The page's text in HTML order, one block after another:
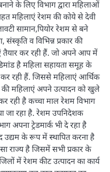
के लिए विभाग द्वारा महिलाओं
महिलाएं रेशम की कोये से देवी
सामान,पियोर रेशम से बने
व विभिन्न प्रकार की
तैयार कर रही हैं. जो अपने आप में
है महिला सहायता समूह के
रही हैं. जिससे महिलाएं आर्थिक
महिलाएं अपने उत्पादन को खुले
रही है कच्चा माल रेशम विभाग
जा रहा है. रेशम उपनिदेशक
अपना ट्रेडमार्क भी दे रहा है
उद्यम के रूप में स्थापित करना है
राज्य है जिसमें सभी प्रकार के
में रेशम कीट उत्पादन का कार्य